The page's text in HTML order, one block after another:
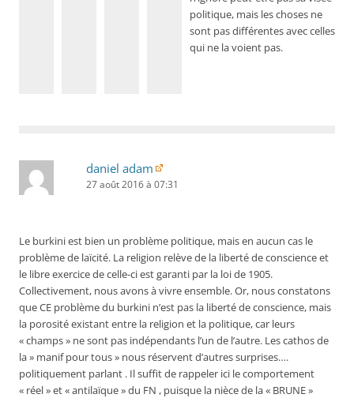
politique, mais les choses ne
sont pas différentes avec celles
qui ne la voient pas.
daniel adam
27 août 2016 à 07:31
Le burkini est bien un problème politique, mais en aucun cas le
problème de laïcité. La religion relève de la liberté de conscience et
le libre exercice de celle-ci est garanti par la loi de 1905.
Collectivement, nous avons à vivre ensemble. Or, nous constatons
que CE problème du burkini n’est pas la liberté de conscience, mais
la porosité existant entre la religion et la politique, car leurs
« champs » ne sont pas indépendants l’un de l’autre. Les cathos de
la » manif pour tous » nous réservent d’autres surprises….
politiquement parlant . Il suffit de rappeler ici le comportement
« réel » et « antilaïque » du FN , puisque la nièce de la « BRUNE »